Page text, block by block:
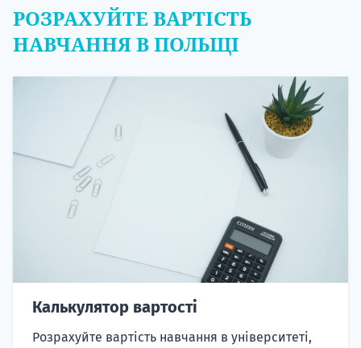
РОЗРАХУЙТЕ ВАРТІСТЬ
НАВЧАННЯ В ПОЛЬЩІ
Калькулятор вартості
Розрахуйте вартість навчання в університеті,